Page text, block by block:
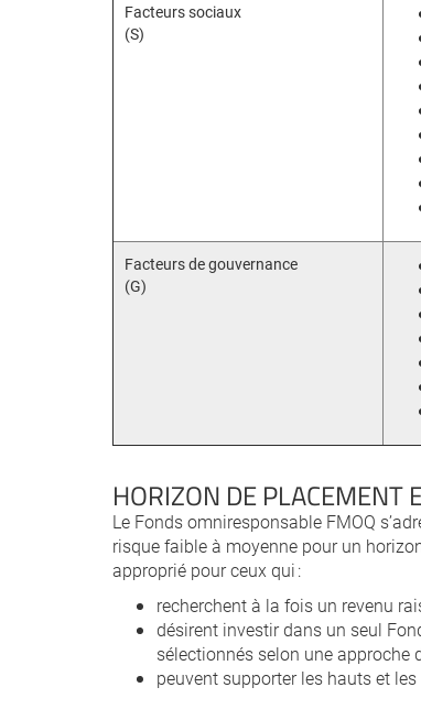
Facteurs sociaux
(S)
Facteurs de gouvernance
(G)
HORIZON DE PLACEMENT
Le Fonds omniresponsable FMOQ
risque faible à moyenne pour un
approprié pour ceux qui :
recherchent à la fois un revenu
désirent investir dans un seul
sélectionnés selon une approche
peuvent supporter les hauts et